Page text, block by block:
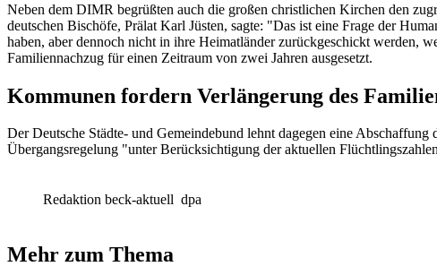
Neben dem DIMR begrüßten auch die großen christlichen Kirchen den
deutschen Bischöfe, Prälat Karl Jüsten, sagte: "Das ist eine Frage der
haben, aber dennoch nicht in ihre Heimatländer zurückgeschickt werden,
Familiennachzug für einen Zeitraum von zwei Jahren ausgesetzt.
Kommunen fordern Verlängerung des
Der Deutsche Städte- und Gemeindebund lehnt dagegen eine
Übergangsregelung "unter Berücksichtigung der aktuellen
Redaktion beck-aktuell dpa
Mehr zum Thema